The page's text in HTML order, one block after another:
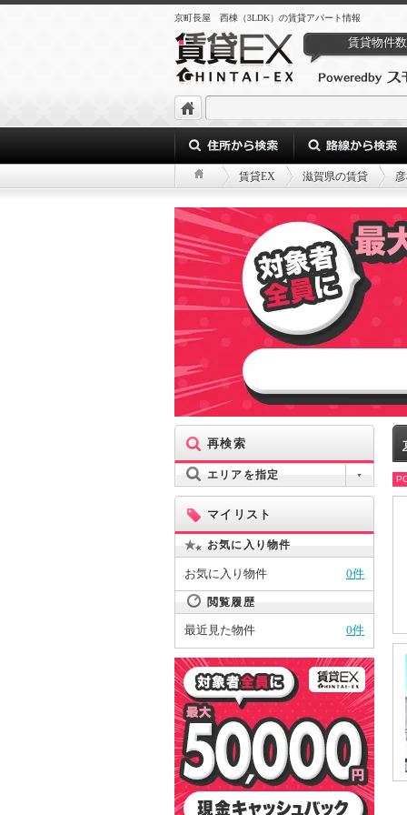
京町長屋 西棟（3LDK）の賃貸アパート情報
賃貸物件数
賃貸EX 滋賀県の賃貸
再検索
エリアを指定
マイリスト
お気に入り物件
お気に入り物件 0件
閲覧履歴
最近見た物件 0件